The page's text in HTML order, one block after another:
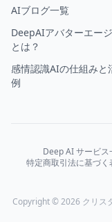
AIブログ一覧
DeepAIアバターエー
とは？
感情認識AIの仕組みと
例
Deep AI サービス
特定商取引法に基づく
Copyright © 2026 クリス